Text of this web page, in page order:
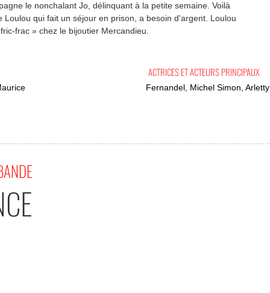
le nonchalant Jo, délinquant à la petite semaine. Voilà
Loulou qui fait un séjour en prison, a besoin d'argent. Loulou
frac » chez le bijoutier Mercandieu.
ACTRICES ET ACTEURS PRINCIPAUX
Fernandel, Michel Simon, Arletty